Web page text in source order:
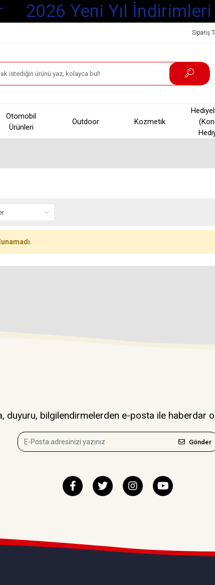
2026 Yeni Yıl İndirimleri
Sipariş
Otomobil
Ürünleri
Outdoor Kozmetik
duyuru, bilgilendirmelerden e-posta ile haberdar
Gönder